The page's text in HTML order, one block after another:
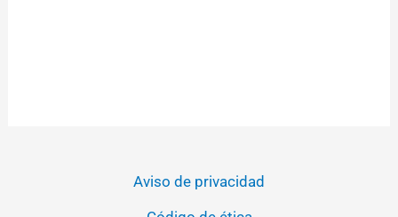
Aviso de privacidad